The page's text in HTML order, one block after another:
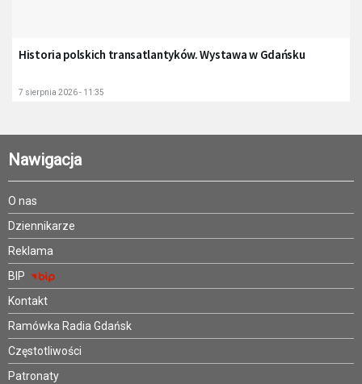
Historia polskich transatlantyków. Wystawa w Gdańsku
7 sierpnia 2026 - 11:35
Nawigacja
O nas
Dziennikarze
Reklama
BIP
Kontakt
Ramówka Radia Gdańsk
Częstotliwości
Patronaty